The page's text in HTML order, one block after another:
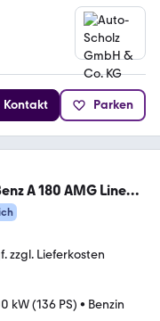
Kontakt Parken
A 180 AMG Line
zzgl. Lieferkosten
kW (136 PS) • Benzin